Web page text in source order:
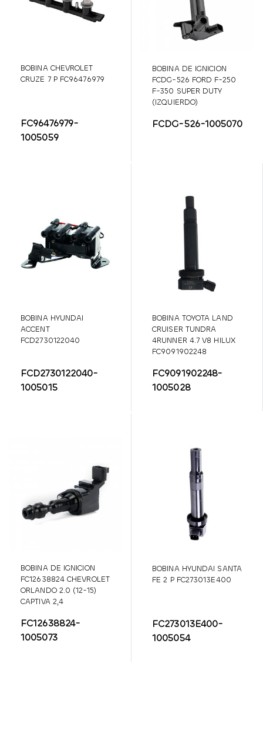
BOBINA CHEVROLET
CRUZE 7 P FC96476979
FC96476979-
1005059
BOBINA DE IGNICION
FCDG-526 FORD F-250
F-350 SUPER DUTY
(IZQUIERDO)
FCDG-526-1005070
BOBINA HYUNDAI
ACCENT
FCD2730122040
FCD2730122040-
1005015
BOBINA TOYOTA LAND
CRUISER TUNDRA
4RUNNER 4.7 V8 HILUX
FC9091902248
FC9091902248-
1005028
BOBINA DE IGNICION
FC12638824 CHEVROLET
ORLANDO 2.0 (12-15)
CAPTIVA 2,4
FC12638824-
1005073
BOBINA HYUNDAI SANTA
FE 2 P FC273013E400
FC273013E400-
1005054